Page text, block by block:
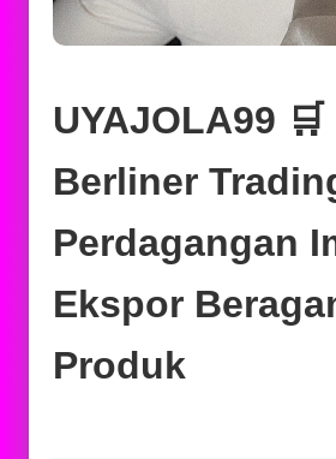
UYAJOLA99 🛒
Berliner
Perdagangan
Ekspor
Produk